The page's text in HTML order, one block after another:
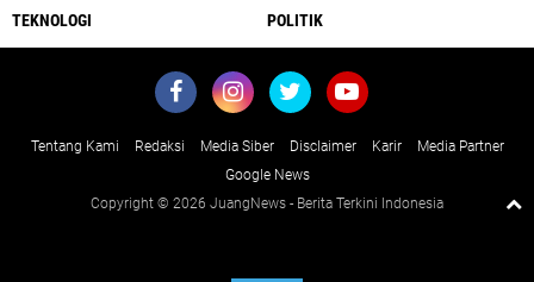
TEKNOLOGI
POLITIK
Tentang Kami Redaksi Media Siber Disclaimer Karir
Media Partner
Google News
Copyright © 2026 JuangNews - Berita Terkini Indonesia